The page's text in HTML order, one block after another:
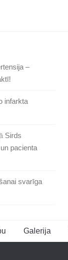
–
infarkta
Sirds
pacienta
svarīga
Galerija